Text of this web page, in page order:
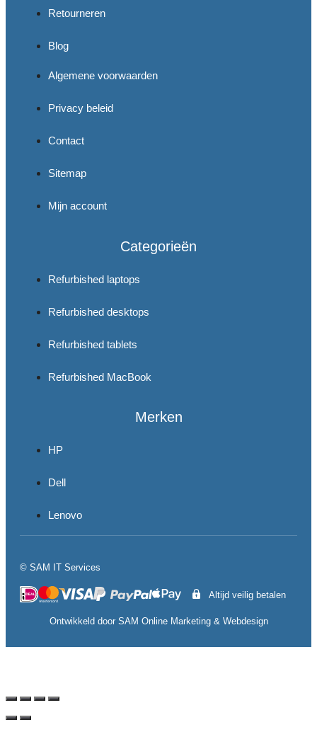
Retourneren
Blog
Algemene voorwaarden
Privacy beleid
Contact
Sitemap
Mijn account
Categorieën
Refurbished laptops
Refurbished desktops
Refurbished tablets
Refurbished MacBook
Merken
HP
Dell
Lenovo
© SAM IT Services
Altijd veilig betalen
Ontwikkeld door SAM Online Marketing& Webdesign